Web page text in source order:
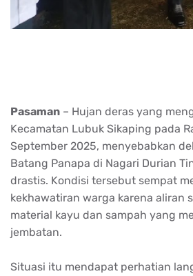
Pasaman – Hujan deras yang
Kecamatan Lubuk Sikaping pada
September 2025, menyebabkan
Batang Panapa di Nagari Durian
drastis. Kondisi tersebut sempat
kekhawatiran warga karena aliran
material kayu dan sampah yang
jembatan.
Situasi itu mendapat perhatian